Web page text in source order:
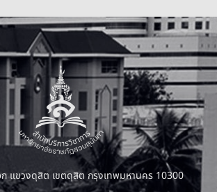
แขวงดุสิต เขตดุสิต กรุงเทพมหานคร 10300